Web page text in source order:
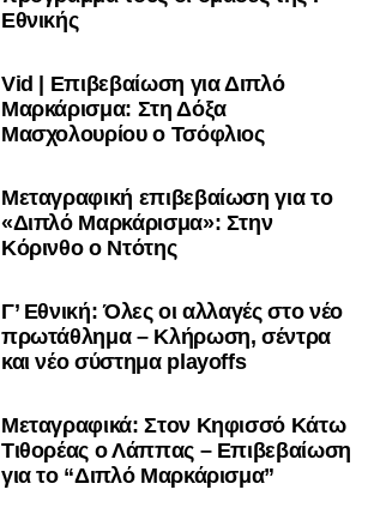
Εθνικής
Vid | Επιβεβαίωση για Διπλό
Μαρκάρισμα: Στη Δόξα
Μασχολουρίου ο Τσόφλιος
Μεταγραφική επιβεβαίωση για το
«Διπλό Μαρκάρισμα»: Στην
Κόρινθο ο Ντότης
Γ’ Εθνική: Όλες οι αλλαγές στο νέο
πρωτάθλημα – Κλήρωση, σέντρα
και νέο σύστημα playoffs
Μεταγραφικά: Στον Κηφισσό Κάτω
Τιθορέας ο Λάππας – Επιβεβαίωση
για το “Διπλό Μαρκάρισμα”